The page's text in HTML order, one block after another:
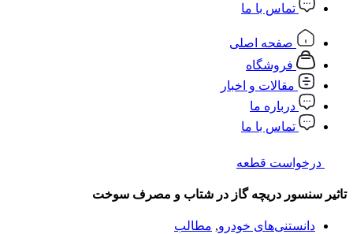
تماس با ما
صفحه اصلی
فروشگاه
مقالات و اخبار
درباره ما
تماس با ما
درخواست قطعه
تاثیر سنسور دریچه گاز در شتاب و مصرف سوخت
دانستنی‌های خودرو, مطالب